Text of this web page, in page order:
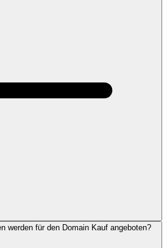
werden für den Domain Kauf angeboten?